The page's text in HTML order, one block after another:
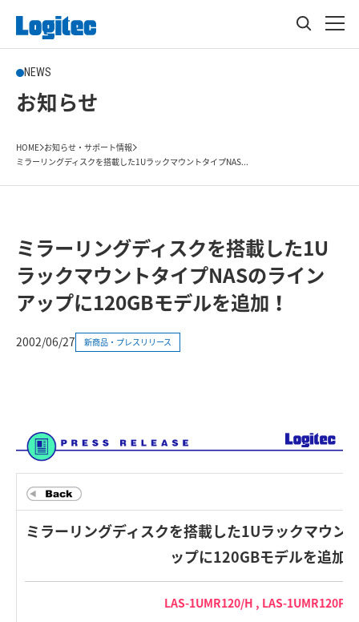
NEWS
お知らせ
HOME お知らせ・サポート情報
ミラーリングディスクを搭載した1UラックマウントタイプNAS...
ミラーリングディスクを搭載した1U
ラックマウントタイプNASのライン
アップに120GBモデルを追加！
2002/06/27 新商品・プレスリリース
ミラーリングディスクを搭載した1Uラックマウン
ップに120GBモデルを追加
LAS-1UMR120/H , LAS-